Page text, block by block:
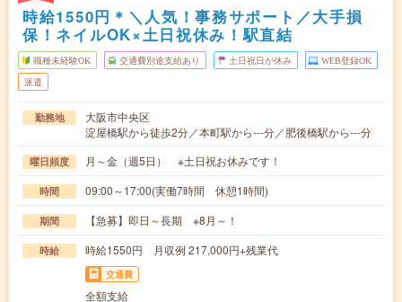
時給1550円＊＼人気！事務サポート／大手損
保！ネイルOK×土日祝休み！駅直結
職種未経験OK 交通費別途支給あり 土日祝日が休み WEB登録OK
派遣
勤務地
大阪市中央区
淀屋橋駅から徒歩2分／本町駅から---分／肥後橋駅から---分
曜日頻度 月～金（週5日） ※土日祝お休みです！
時間 09:00～17:00(実働7時間 休憩1時間)
期間 【急募】即日～長期 ※8月～！
時給 時給1550円 月収例 217,000円+残業代
交通費
全額支給